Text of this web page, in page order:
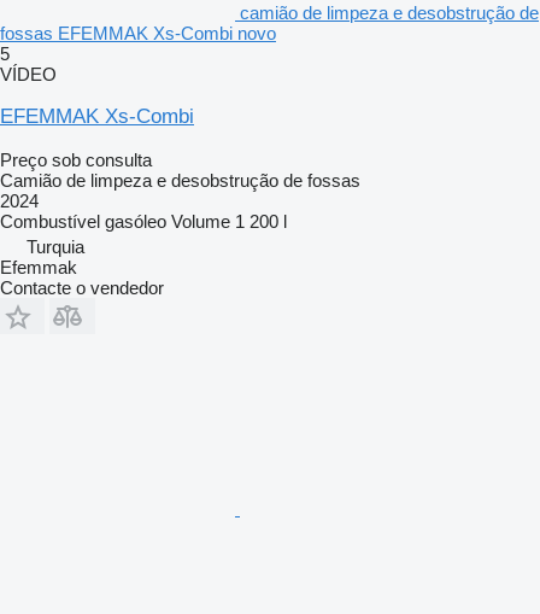
camião de limpeza e desobstrução de
fossas EFEMMAK Xs-Combi novo
5
VÍDEO
EFEMMAK Xs-Combi
Preço sob consulta
Camião de limpeza e desobstrução de fossas
2024
Combustível gasóleo Volume 1 200 l
Turquia
Efemmak
Contacte o vendedor